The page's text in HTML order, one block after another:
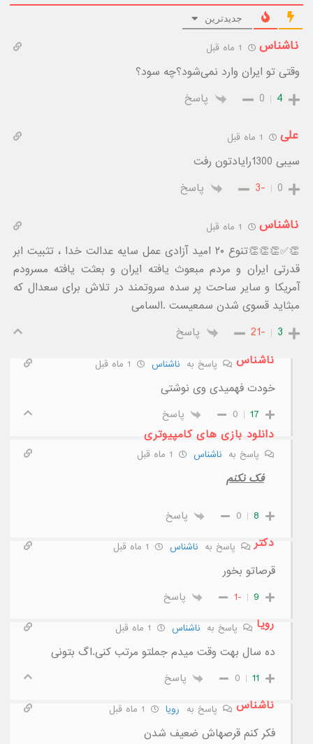
جدیدترین
ناشناس
وقتی تو ایران وارد نمی‌شود؟چه سود؟
4
0 پاسخ
علی
سیبی 1300رایادتون رفت
0
-3 پاسخ
ناشناس
👏✅️👏👏👏تنوع ۲۰ امید آزادی عمل سایه عدالت خدا ، تثبیت ابر
قدرتی ایران و مردم مبعوث یافته ایران و بعثت یافته مسرودم
آمریکا و سایر ساحت پر سده سروتمند در تلاش برای سعدال که
مبثاید قسوی شدن سمعیست .السامی
3
-21
پاسخ
ناشناس
پاسخ بهناشناس
خودت فهمیدی وی نوشتی
17
0 پاسخ
دانلود بازی های کامپیوتری
پاسخ بهناشناس
فک نکنم
8
0 پاسخ
دکتر پاسخ به ناشناس
قرصاتو بخور
9
-1 پاسخ
رویا پاسخ به ناشناس
ده سال بهت وقت میدم جملتو مرتب کنی.اگ بتونی
11
0 پاسخ
ناشناس پاسخ به رویا
فکر کنم قرصهاش ضعیف شدن